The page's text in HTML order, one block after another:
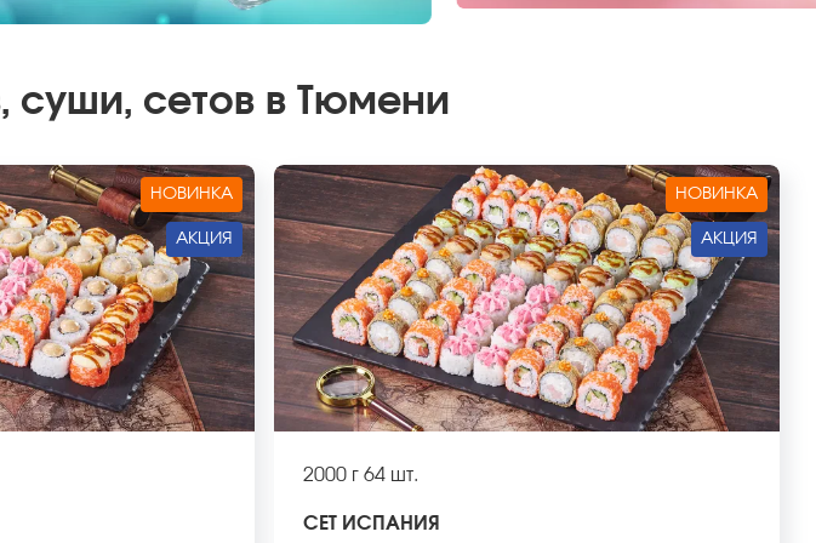
сетов в Тюмени
НОВИНКА
АКЦИЯ
НОВИНКА
АКЦИЯ
2000 г64 шт.
СЕТ ИСПАНИЯ